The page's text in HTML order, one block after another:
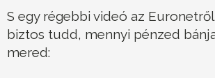
S egy régebbi videó az
biztos tudd, mennyi pénzed
mered: